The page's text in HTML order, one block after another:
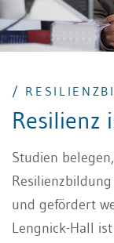
/
Resilienz
Studien
und gefördert
Lengnick-Hall